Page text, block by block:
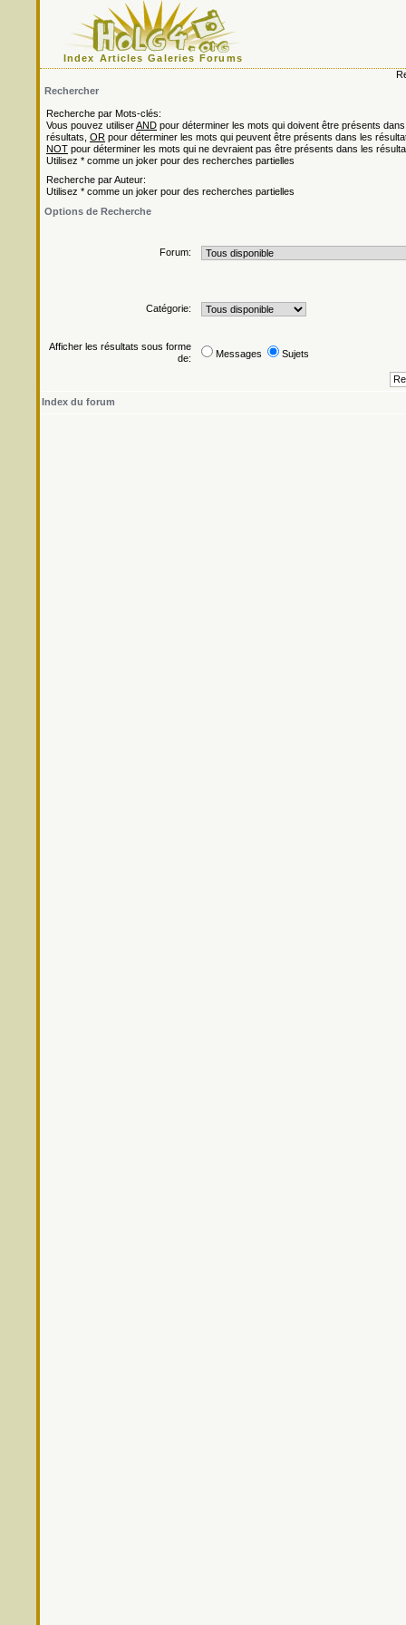
Index Articles Galeries Forums
Rechercher
Recherche par Mots-clés:
Vous pouvez utiliserAND pour déterminer les mots qui doivent être présents
résultats, OR pour déterminer les mots qui peuvent être présents dans les
NOT pour déterminer les mots qui ne devraient pas être présents dans les
Utilisez * comme un joker pour des recherches partielles
Recherche par Auteur:
Utilisez * comme un joker pour des recherches partielles
Options de Recherche
Forum:
Catégorie:
Afficher les résultats sous forme
de:
Messages Sujets
Index du forum